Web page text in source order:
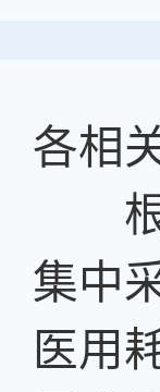
各相
根
集中
医用